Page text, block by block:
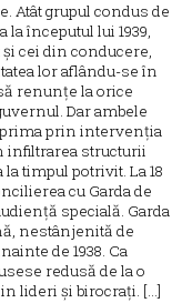
Atât grupul condus de
începutul lui 1939,
cei din conducere,
lor aflându-se în
renunțe la orice
Dar ambele
prima prin intervenția
infiltrarea structurii
timpul potrivit. La 18
cu Garda de
specială. Garda
nestânjenită de
de 1938. Ca
redusă de la o
lideri și birocrați. [...]